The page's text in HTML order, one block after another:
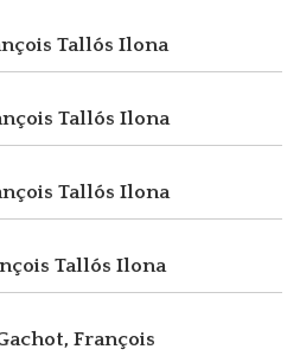
Tallós Ilona
Tallós Ilona
Tallós Ilona
Tallós Ilona
François